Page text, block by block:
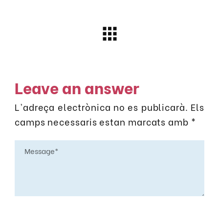
Leave an answer
L'adreça electrònica no es publicarà. Els
camps necessaris estan marcats amb *